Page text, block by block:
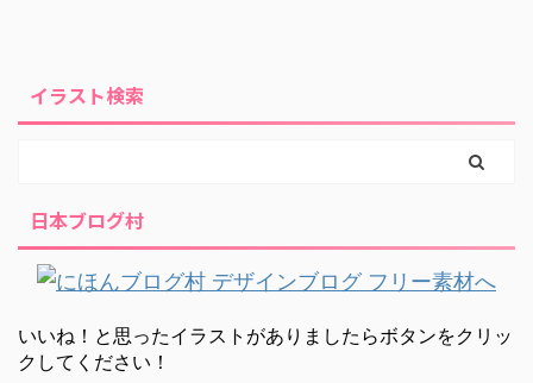
イラスト検索
日本ブログ村
いいね！と思ったイラストがありましたらボタンをクリッ
クしてください！